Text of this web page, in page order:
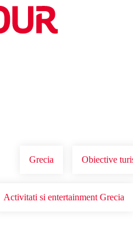
OFERTE DE
Grecia Obiective
Activitati si entertainment Grecia